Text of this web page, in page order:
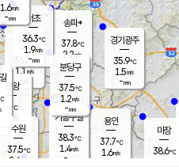
과천
36.2℃
1.1m/s
- mm
용인
37.7℃
1.6m/s
경기광주
35.9℃
1.5m/s
-mm
마장
38.6℃
의왕
- ℃
m/s
mm
송파*
37.8℃
2.2m/s
-mm
서초
36.3℃
1.9m/s
-mm
기흥구갈
38.3℃
1.4m/s
-
분당구
37.5℃
1.2m/s
-mm
수원
37.5℃
2.4 m/s
1.6m/s
-mm